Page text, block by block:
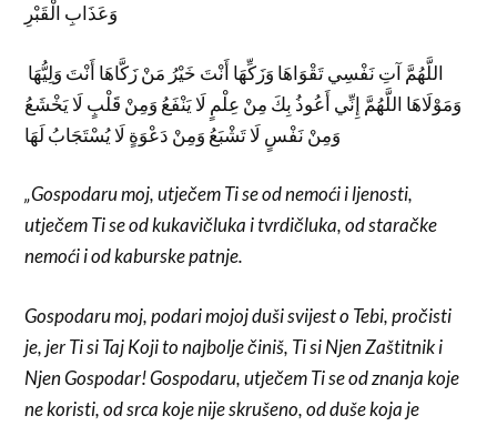
وَعَذَابِ الْقَبْرِ
وَمَوْلَاهَا اللَّهُمَّ إِنِّي أَعُوذُ بِكَ مِنْ عِلْمٍ لَا يَنْفَعُ وَمِنْ قَلْبٍ لَا يَخْشَعُ
وَمِنْ نَفْسٍ لَا تَشْبَعُ وَمِنْ دَعْوَةٍ لَا يُسْتَجَابُ لَهَا
„Gospodaru moj, utječem Ti se od nemoći i ljenosti,
utječem Ti se od kukavičluka i tvrdičluka, od staračke
nemoći i od kaburske patnje.
Gospodaru moj, podari mojoj duši svijest o Tebi, pročisti
je, jer Ti si Taj Koji to najbolje činiš, Ti si Njen Zaštitnik i
Njen Gospodar! Gospodaru, utječem Ti se od znanja koje
ne koristi, od srca koje nije skrušeno, od duše koja je